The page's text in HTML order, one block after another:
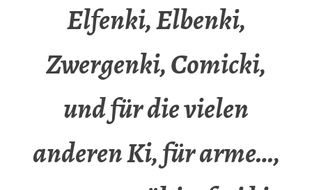
Elfenki, Elbenki,
Zwergenki, Comicki,
und für die vielen
anderen Ki, für arme…,